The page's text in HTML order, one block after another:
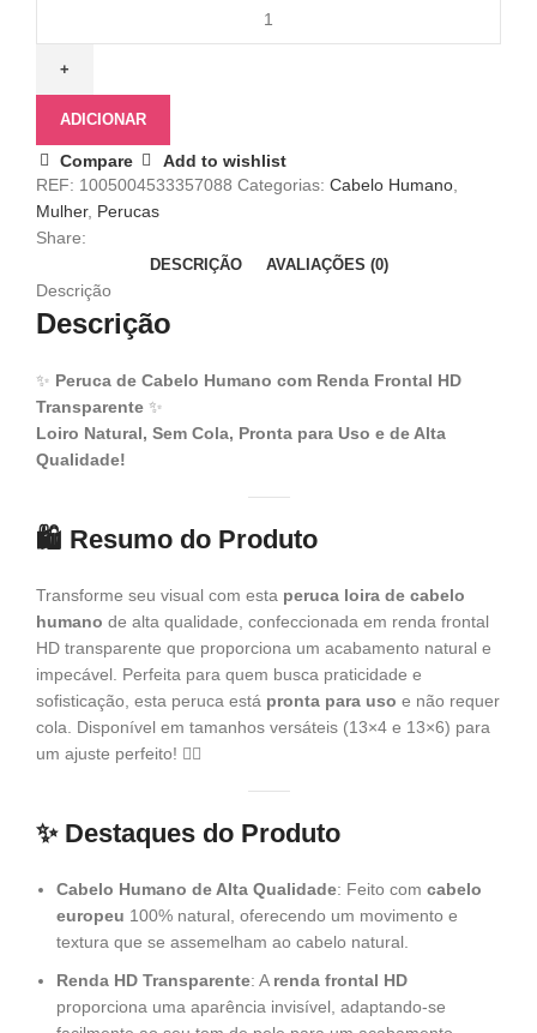
ADICIONAR
Compare
Add to wishlist
REF: 1005004533357088 Categorias: Cabelo Humano,
Mulher, Perucas
Share:
DESCRIÇÃO AVALIAÇÕES (0)
Descrição
Descrição
✨ Peruca de Cabelo Humano com Renda Frontal HD
Transparente ✨
Loiro Natural, Sem Cola, Pronta para Uso e de Alta
Qualidade!
🛍️ Resumo do Produto
Transforme seu visual com esta peruca loira de cabelo
humano de alta qualidade, confeccionada em renda frontal
HD transparente que proporciona um acabamento natural e
impecável. Perfeita para quem busca praticidade e
sofisticação, esta peruca está pronta para uso e não requer
cola. Disponível em tamanhos versáteis (13×4 e 13×6) para
um ajuste perfeito! 💁‍♀️
✨ Destaques do Produto
Cabelo Humano de Alta Qualidade: Feito com cabelo
europeu 100% natural, oferecendo um movimento e
textura que se assemelham ao cabelo natural.
Renda HD Transparente: A renda frontal HD
proporciona uma aparência invisível, adaptando-se